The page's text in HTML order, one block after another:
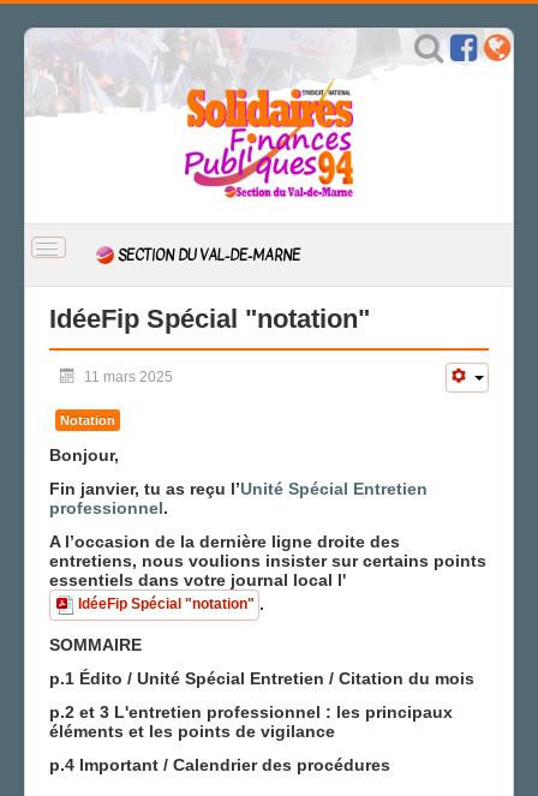
BASCULER
NAVIGATION
SECTION DU VAL-DE-MARNE
CSAL
CAP/Recours
FS SSCT
Action sociale
Archives
LA SECTION
AGENDA
ADHÉRER
IdéeFip Spécial "notation"
11 mars 2025
Notation
Bonjour,
Fin janvier, tu as reçu l’Unité Spécial Entretien
professionnel.
A l’occasion de la dernière ligne droite des
entretiens, nous voulions insister sur certains points
essentiels dans votre journal local l'
IdéeFip Spécial "notation" .
SOMMAIRE
p.1 Édito / Unité Spécial Entretien / Citation du mois
p.2 et 3 L'entretien professionnel : les principaux
éléments et les points de vigilance
p.4 Important / Calendrier des procédures